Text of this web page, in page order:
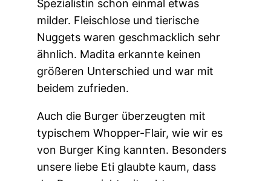
Spezialistin schon einmal etwas
milder. Fleischlose und tierische
Nuggets waren geschmacklich sehr
ähnlich. Madita erkannte keinen
größeren Unterschied und war mit
beidem zufrieden.
Auch die Burger überzeugten mit
typischem Whopper-Flair, wie wir es
von Burger King kannten. Besonders
unsere liebe Eti glaubte kaum, dass